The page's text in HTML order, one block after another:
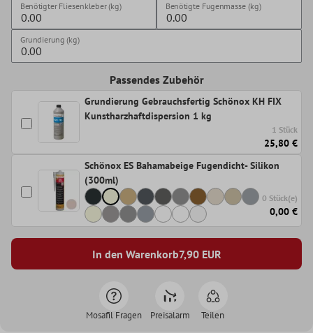
Benötigter Fliesenkleber (kg) Benötigte Fugenmasse (kg)
Grundierung (kg)
Passendes Zubehör
Grundierung Gebrauchsfertig Schönox KH FIX
Kunstharzhaftdispersion 1 kg
1 Stück
25,80 €
Schönox ES Bahamabeige Fugendicht- Silikon
(300ml)
0 Stück(e)
0,00 €
In den Warenkorb7,90EUR
Mosafil Fragen Preisalarm Teilen